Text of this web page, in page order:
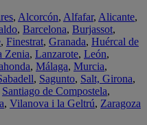
, Alcorcón, Alfafar, Alicante,
, Barcelona, Burjassot,
, Finestrat, Granada, Huércal de
Zenia, Lanzarote, León,
, Málaga, Murcia,
, Sagunto, Salt, Girona,
Santiago de Compostela,
, Vilanova i la Geltrú, Zaragoza